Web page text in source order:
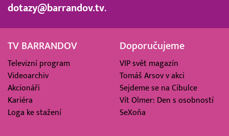
dotazy@barrandov.tv.
TV BARRANDOV
Televizní program
Videoarchiv
Akcionáři
Kariéra
Loga ke stažení
Doporučujeme
VIP svět magazín
Tomáš Arsov v akci
Sejdeme se na Cibulce
Vít Olmer: Den s osobností
SeXoňa